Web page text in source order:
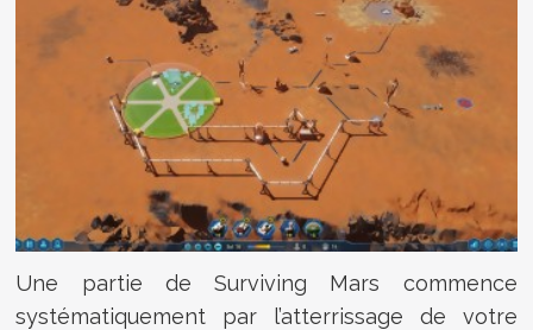
Une partie de Surviving Mars commence
systématiquement par l’atterrissage de votre